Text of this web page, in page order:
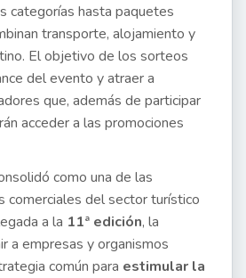
categorías hasta paquetes
transporte, alojamiento y
El objetivo de los sorteos
del evento y atraer a
que, además de participar
acceder a las promociones
como una de las
comerciales del sector turístico
a la 11ª edición, la
a empresas y organismos
común para estimular la